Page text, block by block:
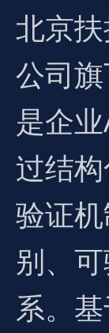
北京
公司
是企
过结
验证
别、
系。基